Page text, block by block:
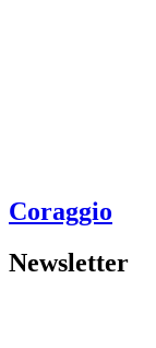
Coraggio
Newsletter